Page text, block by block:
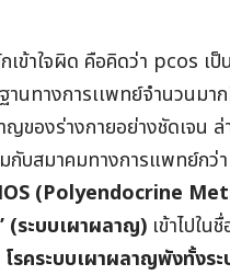
ข้าใจผิด คือคิดว่า pcos เ
นทางการเเพทย์จำนวนมา
ญของร่างกายอย่างชัดเจน ล่
กับสมาคมทางการแพทย์กว่
(Polyendocrine
ระบบเผาผลาญ) เข้าไปใน
โรคระบบเผาผลาญพังทั้งระ